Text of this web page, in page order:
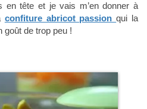
en tête et je vais m’en donner à
confiture abricot passionqui la
goût de trop peu !